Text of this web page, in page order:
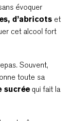
évoquer
d’abricots et
cet alcool fort
Souvent,
toute sa
sucréequi fait la